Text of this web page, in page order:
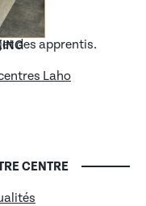
des apprentis.
Laho
CENTRE